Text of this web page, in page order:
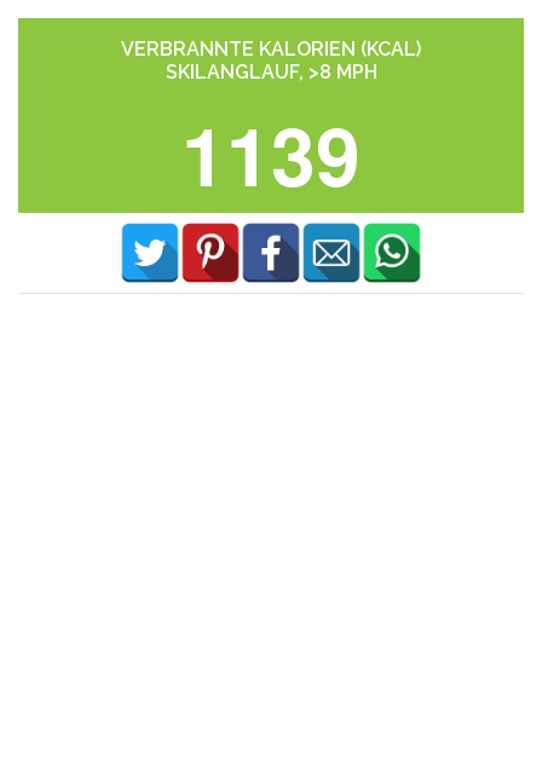
VERBRANNTE KALORIEN (KCAL)
SKILANGLAUF, >8 MPH
1139